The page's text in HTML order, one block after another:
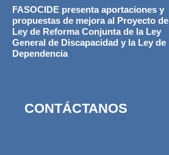
FASOCIDE presenta aportaciones y
propuestas de mejora al Proyecto de
Ley de Reforma Conjunta de la Ley
General de Discapacidad y la Ley de
Dependencia
CONTÁCTANOS